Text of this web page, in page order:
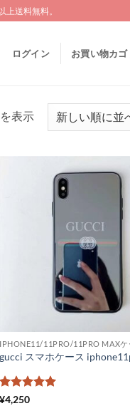
送料無料。
ログイン お買い物カ
表示新
IPHONE11/11PRO/11PRO MAXケ
5段階中
¥4,250